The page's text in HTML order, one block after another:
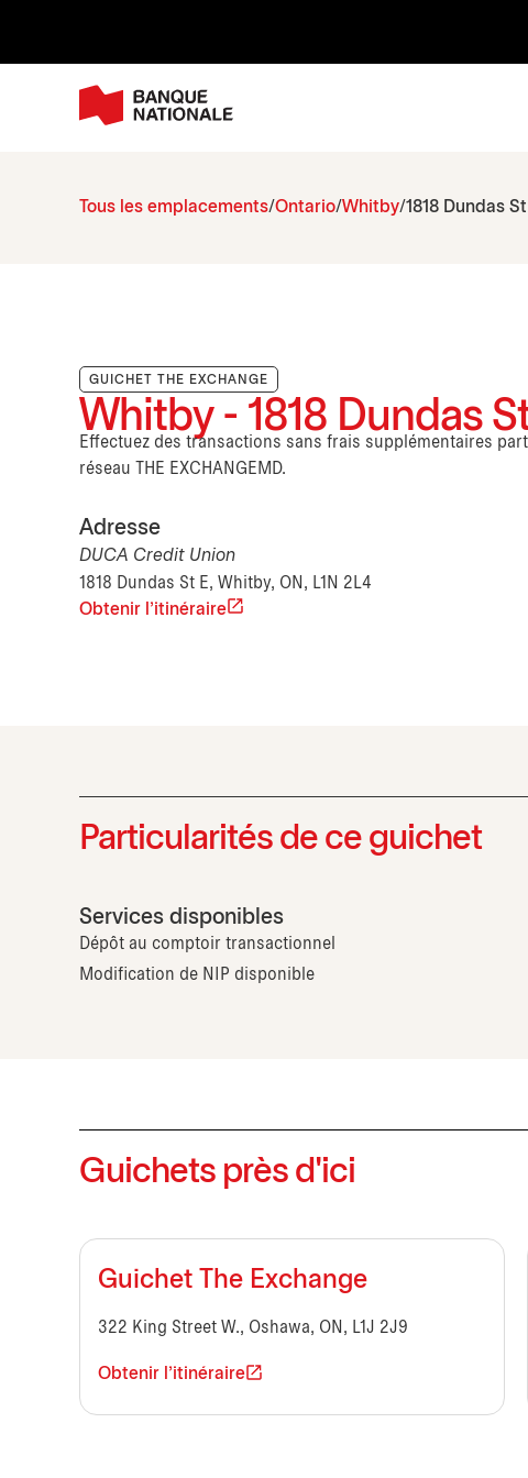
Tous les emplacements Ontario Whitby 1818 Dundas
GUICHET THE EXCHANGE
Whitby - 1818 Dundas
Effectuez des transactions sans frais supplémentaires
réseau THE EXCHANGEMD.
Adresse
DUCA Credit Union
1818 Dundas St E, Whitby, ON, L1N 2L4
Obtenir l'itinéraire
Particularités de ce guichet
Services disponibles
Dépôt au comptoir transactionnel
Modification de NIP disponible
Guichets près d'ici
Guichet The Exchange
322 King Street W., Oshawa, ON, L1J 2J9
Obtenir l'itinéraire